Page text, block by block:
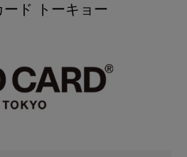
ード トーキョー